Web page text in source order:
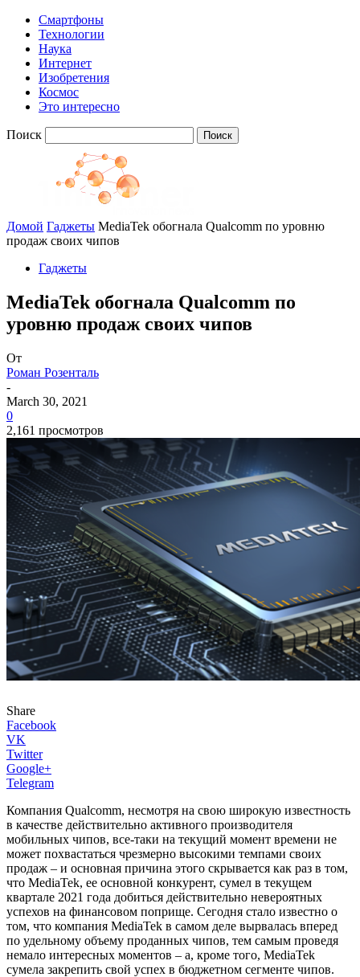
Смартфоны
Технологии
Наука
Интернет
Изобретения
Космос
Это интересно
Поиск
Домой Гаджеты MediaTek обогнала Qualcomm по уровню
продаж своих чипов
Гаджеты
MediaTek обогнала Qualcomm по
уровню продаж своих чипов
От
Роман Розенталь
-
March 30, 2021
0
2,161 просмотров
Share
Facebook
VK
Twitter
Google+
Telegram
Компания Qualcomm, несмотря на свою широкую известность
в качестве действительно активного производителя
мобильных чипов, все-таки на текущий момент времени не
может похвастаться чрезмерно высокими темпами своих
продаж – и основная причина этого скрывается как раз в том,
что MediaTek, ее основной конкурент, сумел в текущем
квартале 2021 года добиться действительно невероятных
успехов на финансовом поприще. Сегодня стало известно о
том, что компания MediaTek в самом деле вырвалась вперед
по удельному объему проданных чипов, тем самым проведя
немало интересных моментов – а, кроме того, MediaTek
сумела закрепить свой успех в бюджетном сегменте чипов.